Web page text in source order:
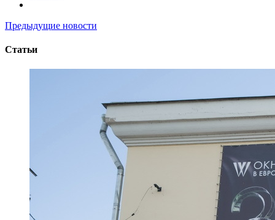
Предыдущие новости
Статьи